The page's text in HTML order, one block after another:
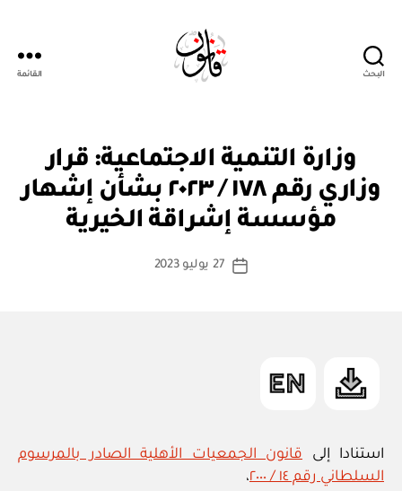
البحث القائمة
التصنيفات
ار
وزارة التنمية الاجتماعية: قرار
وزاري رقم ١٧٨ / ٢٠٢٣ بشأن إشهار
مؤسسة إشراقة الخيرية
كاتب
بو
س
ة
تاريخ
27 يوليو 2023
استنادا إلى قانون الجمعيات الأهلية الصادر بالمرسوم
السلطاني رقم ١٤ / ٢٠٠٠
،